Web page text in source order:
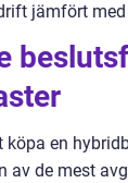
jämfört
köpa en
av de mest